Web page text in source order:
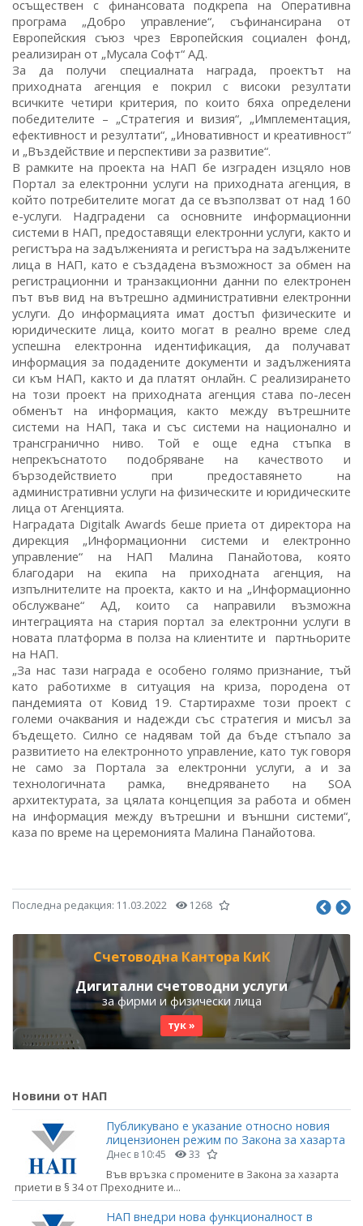
осъществен с финансовата подкрепа на Оперативна
програма „Добро управление“, съфинансирана от
Европейския съюз чрез Европейския социален фонд,
реализиран от „Мусала Софт“ АД.
За да получи специалната награда, проектът на
приходната агенция е покрил с високи резултати
всичките четири критерия, по които бяха определени
победителите – „Стратегия и визия“, „Имплементация,
ефективност и резултати“, „Иновативност и креативност“
и „Въздействие и перспективи за развитие“.
В рамките на проекта на НАП бе изграден изцяло нов
Портал за електронни услуги на приходната агенция, в
който потребителите могат да се възползват от над 160
е-услуги. Надградени са основните информационни
системи в НАП, предоставящи електронни услуги, както и
регистъра на задълженията и регистъра на задължените
лица в НАП, като е създадена възможност за обмен на
регистрационни и транзакционни данни по електронен
път във вид на вътрешно административни електронни
услуги. До информацията имат достъп физическите и
юридическите лица, които могат в реално време след
успешна електронна идентификация, да получават
информация за подадените документи и задълженията
си към НАП, както и да платят онлайн. С реализирането
на този проект на приходната агенция става по-лесен
обменът на информация, както между вътрешните
системи на НАП, така и със системи на национално и
трансгранично ниво. Той е още една стъпка в
непрекъснатото подобряване на качеството и
бързодействието при предоставянето на
административни услуги на физическите и юридическите
лица от Агенцията.
Наградата Digitalk Awards беше приета от директора на
дирекция „Информационни системи и електронно
управление“ на НАП Малина Панайотова, която
благодари на екипа на приходната агенция, на
изпълнителите на проекта, както и на „Информационно
обслужване“ АД, които са направили възможна
интеграцията на стария портал за електронни услуги в
новата платформа в полза на клиентите и партньорите
на НАП.
„За нас тази награда е особено голямо признание, тъй
като работихме в ситуация на криза, породена от
пандемията от Ковид 19. Стартирахме този проект с
големи очаквания и надежди със стратегия и мисъл за
бъдещето. Силно се надявам той да бъде стъпало за
развитието на електронното управление, като тук говоря
не само за Портала за електронни услуги, а и за
технологичната рамка, внедряването на SOA
архитектурата, за цялата концепция за работа и обмен
на информация между вътрешни и външни системи“,
каза по време на церемонията Малина Панайотова.
Последна редакция: 11.03.2022 1268
Счетоводна Кантора КиК
Дигитални счетоводни услуги
за фирми и физически лица
тук »
Новини от НАП
Публикувано е указание относно новия
лицензионен режим по Закона за хазарта
Днес в 10:45 33
Във връзка с промените в Закона за хазарта
приети в § 34 от Преходните и...
НАП внедри нова функционалност в